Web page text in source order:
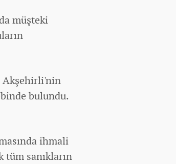
müşteki
Akşehirli'nin
bulundu.
ihmali
sanıkların